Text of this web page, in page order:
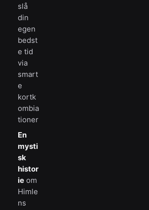
slå
din
egen
bedst
e tid
via
smart
e
kortk
ombia
tioner
En
mysti
sk
histor
ie om
Himle
ns